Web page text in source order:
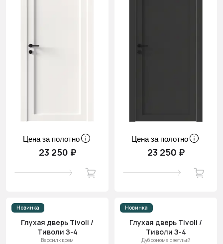
Цена за полотно
23 250 ₽
Цена за полотно
23 250 ₽
Новинка
Глухая дверь Tivoli /
Тиволи З-4
Версилк крем
Новинка
Глухая дверь Tivoli /
Тиволи З-4
Дуб сонома светлый